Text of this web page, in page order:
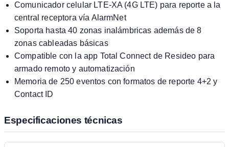
Comunicador celular LTE-XA (4G LTE) para reporte a la
central receptora vía AlarmNet
Soporta hasta 40 zonas inalámbricas además de 8
zonas cableadas básicas
Compatible con la app Total Connect de Resideo para
armado remoto y automatización
Memoria de 250 eventos con formatos de reporte 4+2 y
Contact ID
Especificaciones técnicas